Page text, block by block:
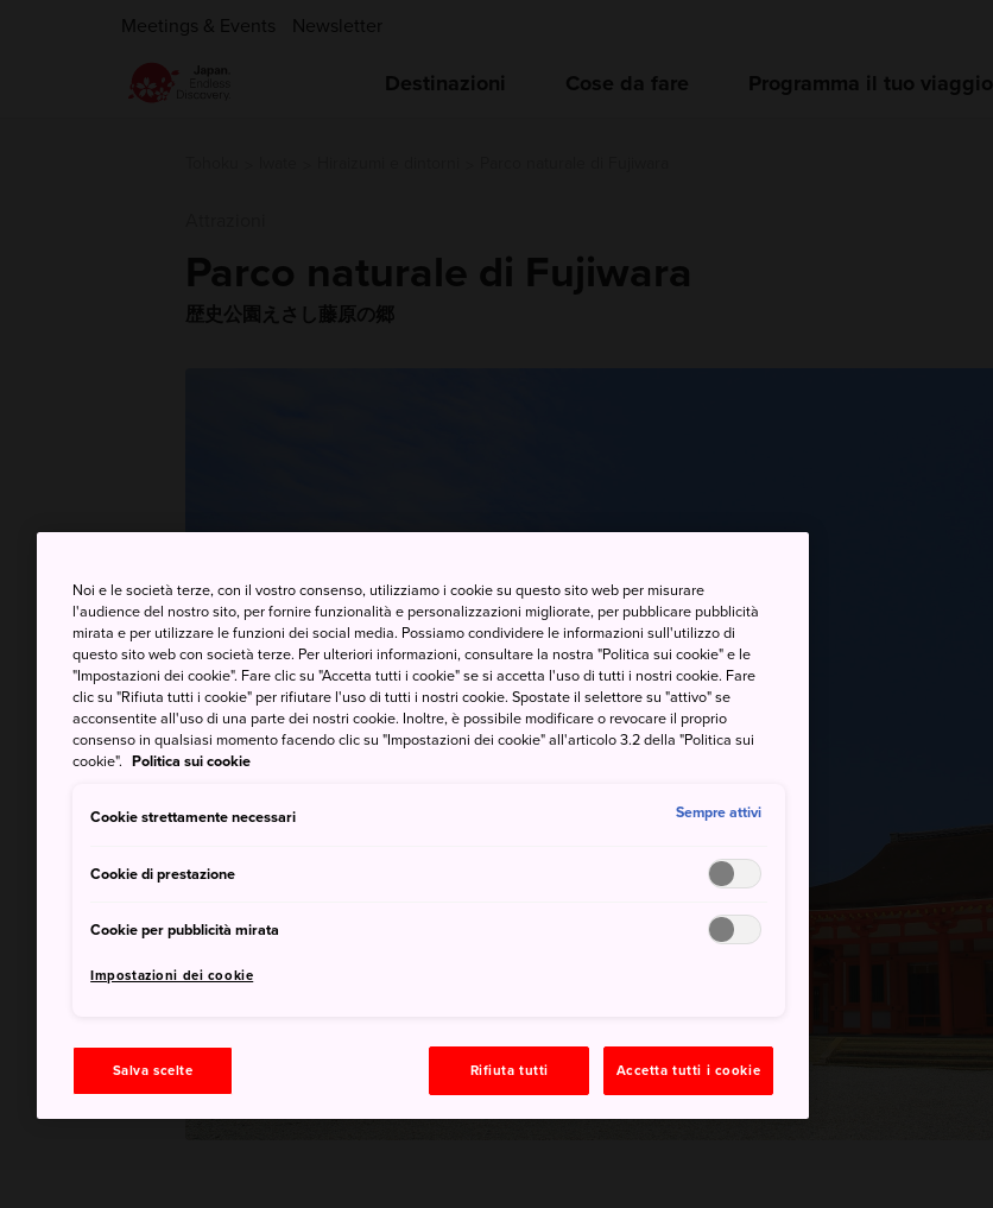
Meetings & Events Newsletter
Destinazioni Cose da fare Programma il tuo viaggio
Parco naturale di Fujiwara
歴史公園えさし藤原の郷
Noi e le società terze, con il vostro consenso, utilizziamo i cookie su questo sito web per misurare
l'audience del nostro sito, per fornire funzionalità e personalizzazioni migliorate, per pubblicare pubblicità
mirata e per utilizzare le funzioni dei social media. Possiamo condividere le informazioni sull'utilizzo di
questo sito web con società terze. Per ulteriori informazioni, consultare la nostra "Politica sui cookie" e le
"Impostazioni dei cookie". Fare clic su "Accetta tutti i cookie" se si accetta l'uso di tutti i nostri cookie. Fare
clic su "Rifiuta tutti i cookie" per rifiutare l'uso di tutti i nostri cookie. Spostate il selettore su "attivo" se
acconsentite all'uso di una parte dei nostri cookie. Inoltre, è possibile modificare o revocare il proprio
consenso in qualsiasi momento facendo clic su "Impostazioni dei cookie" all'articolo 3.2 della "Politica sui
cookie". Politica sui cookie
Cookie strettamente necessari Sempre attivi
Cookie di prestazione
Cookie per pubblicità mirata
Impostazioni dei cookie
Salva scelte Rifiuta tutti Accetta tutti i cookie